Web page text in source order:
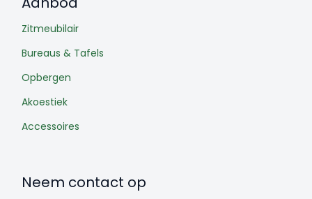
Zitmeubilair
Bureaus & Tafels
Opbergen
Akoestiek
Accessoires
Neem contact op